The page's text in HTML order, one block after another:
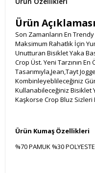
Ürün Açıklaması
Son Zamanların En
Maksimum Rahatlık İçin
Unutturan Bisiklet Yaka
Crop Üst. Yeni Tarzının En
Tasarımıyla,Jean,Tayt
Kombinleyeblileceğiniz
Kullanabileceğiniz Bisiklet
Kaşkorse Crop Bluz Sizleri
Ürün Kumaş Özellikleri
%70 PAMUK %30